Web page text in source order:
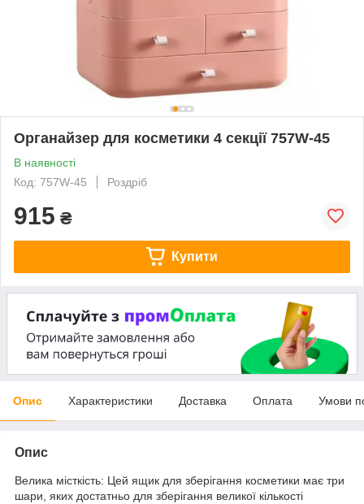
Органайзер для косметики 4 секції 757W-45
В наявності
Код: 757W-45
Роздріб
915 ₴
Купити
Опис Характеристики Доставка Оплата Умови
Опис
Велика місткість: Цей ящик для зберігання косметики має три
шари, яких достатньо для зберігання великої кількості